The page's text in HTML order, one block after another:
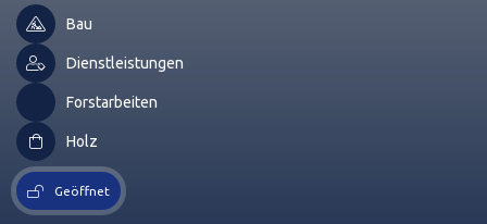
Bau
Dienstleistungen
Forstarbeiten
Holz
Geöffnet